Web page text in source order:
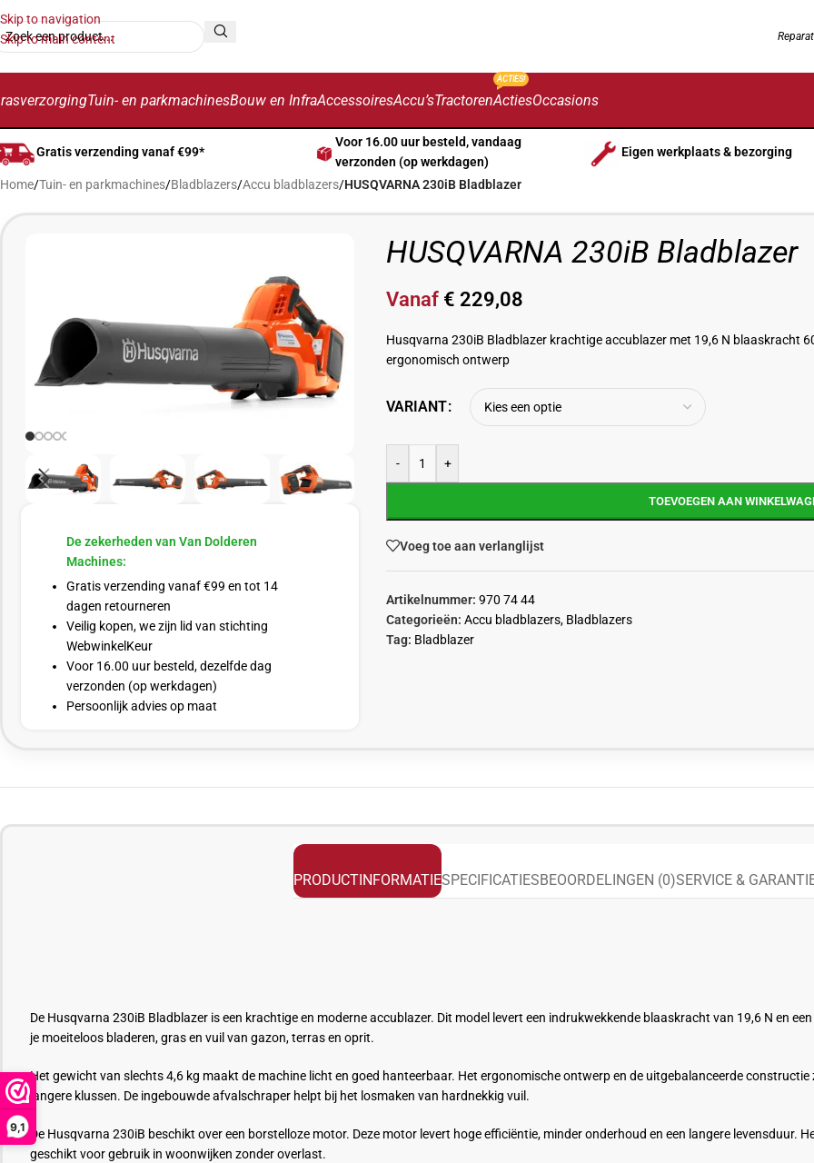
9,1
Skip to navigation
Skip to main content
Tuin- en parkmachinesBouw en InfraAccessoiresAccu’sTractorenActies
ACTIES!
Occasions
Gratis verzending vanaf €99*
Voor 16.00 uur besteld, vandaag
verzonden (op werkdagen)
Eigen werkplaats & bezorging
Home/Tuin- en parkmachines/Bladblazers/Accu bladblazers/HUSQVARNA 230iB Bladblazer
De zekerheden van Van Dolderen
Machines:
Gratis verzending vanaf €99 en tot 14
dagen retourneren
Veilig kopen, we zijn lid van stichting
WebwinkelKeur
Voor 16.00 uur besteld, dezelfde dag
verzonden (op werkdagen)
Persoonlijk advies op maat
HUSQVARNA 230iB Bladblazer
Vanaf € 229,08
Husqvarna 230iB Bladblazer krachtige accublazer met 19,6 N blaaskracht
ergonomisch ontwerp
VARIANT
- +
TOEVOEGEN AAN
Voeg toe aan verlanglijst
Artikelnummer: 970 74 44
Categorieën: Accu bladblazers, Bladblazers
Tag: Bladblazer
PRODUCTINFORMATIESPECIFICATIESBEOORDELINGEN (0)SERVICE &
De Husqvarna 230iB Bladblazer is een krachtige en moderne accublazer. Dit model levert een indrukwekkende blaaskracht van 19,6 N en
je moeiteloos bladeren, gras en vuil van gazon, terras en oprit.
Het gewicht van slechts 4,6 kg maakt de machine licht en goed hanteerbaar. Het ergonomische ontwerp en de uitgebalanceerde
langere klussen. De ingebouwde afvalschraper helpt bij het losmaken van hardnekkig vuil.
De Husqvarna 230iB beschikt over een borstelloze motor. Deze motor levert hoge efficiëntie, minder onderhoud en een langere levensduur.
geschikt voor gebruik in woonwijken zonder overlast.